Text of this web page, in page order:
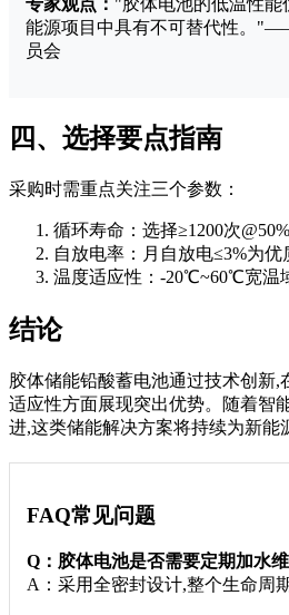
专家观点： "胶体电池的低温性能
能源项目中具有不可替代性。
员会
四、选择要点指南
采购时需重点关注三个参数：
循环寿命：选择≥1200次
自放电率：月自放电≤3%为优
温度适应性：-20℃~60℃宽温
结论
胶体储能铅酸蓄电池通过技术创新,
适应性方面展现突出优势。随着智
进,这类储能解决方案将持续为新能
FAQ常见问题
Q：胶体电池是否需要定期加水
A：采用全密封设计,整个生命周